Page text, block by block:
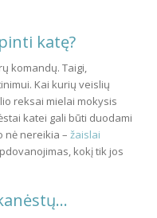
katę?
komandų. Taigi,
Kai kurių veislių
reksai mielai mokysis
katei gali būti duodami
nė nereikia – žaislai
kokį tik jos